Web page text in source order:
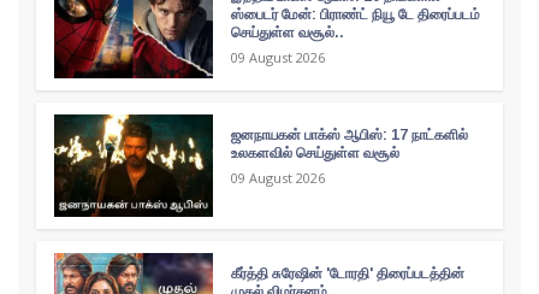
ஸ்பைடர் மேன்: பிராண்ட் நியூ டே திரைப்படம்
செய்துள்ள வசூல்..
09 August 2026
ஜனநாயகன் பாக்ஸ் ஆபிஸ்: 17 நாட்களில்
உலகளவில் செய்துள்ள வசூல்
09 August 2026
கீர்த்தி சுரேஷின் 'டோரதி' திரைப்படத்தின்